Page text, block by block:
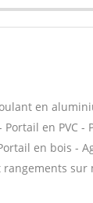
en
en PVC -
en bois -
rangements sur